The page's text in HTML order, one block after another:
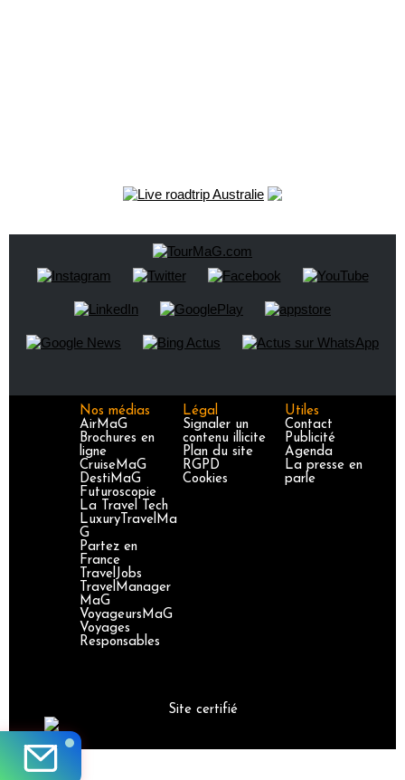
Nos médias
AirMaG
Brochures en
ligne
CruiseMaG
DestiMaG
Futuroscopie
La Travel Tech
LuxuryTravelMa
G
Partez en
France
TravelJobs
TravelManager
MaG
VoyageursMaG
Voyages
Responsables
Légal
Signaler un
contenu illicite
Plan du site
RGPD
Cookies
Utiles
Contact
Publicité
Agenda
La presse en
parle
Site certifié